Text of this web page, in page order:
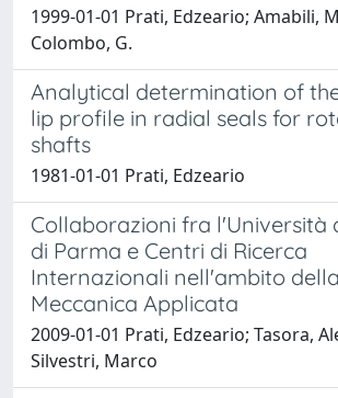
1999-01-01 Prati, Edzeario; Amabili,
Colombo, G.
Analytical determination of
lip profile in radial seals for
shafts
1981-01-01 Prati, Edzeario
Collaborazioni fra l'Università
di Parma e Centri di Ricerca
Internazionali nell'ambito della
Meccanica Applicata
2009-01-01 Prati, Edzeario; Tasora,
Silvestri, Marco